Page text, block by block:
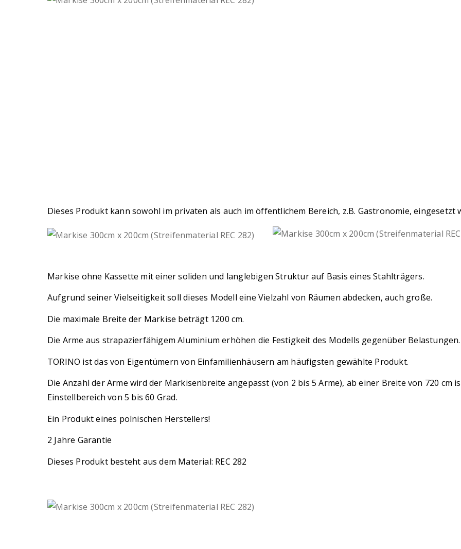
Dieses Produkt kann sowohl im privaten als auch im öffentlichem Bereich, z.B. Gastronomie, eingesetzt
Markise ohne Kassette mit einer soliden und langlebigen Struktur auf Basis eines Stahlträgers.
Aufgrund seiner Vielseitigkeit soll dieses Modell eine Vielzahl von Räumen abdecken, auch große.
Die maximale Breite der Markise beträgt 1200 cm.
Die Arme aus strapazierfähigem Aluminium erhöhen die Festigkeit des Modells gegenüber Belastungen.
TORINO ist das von Eigentümern von Einfamilienhäusern am häufigsten gewählte Produkt.
Die Anzahl der Arme wird der Markisenbreite angepasst (von 2 bis 5 Arme), ab einer Breite von 720 cm
Einstellbereich von 5 bis 60 Grad.
Ein Produkt eines polnischen Herstellers!
2 Jahre Garantie
Dieses Produkt besteht aus dem Material: REC 282